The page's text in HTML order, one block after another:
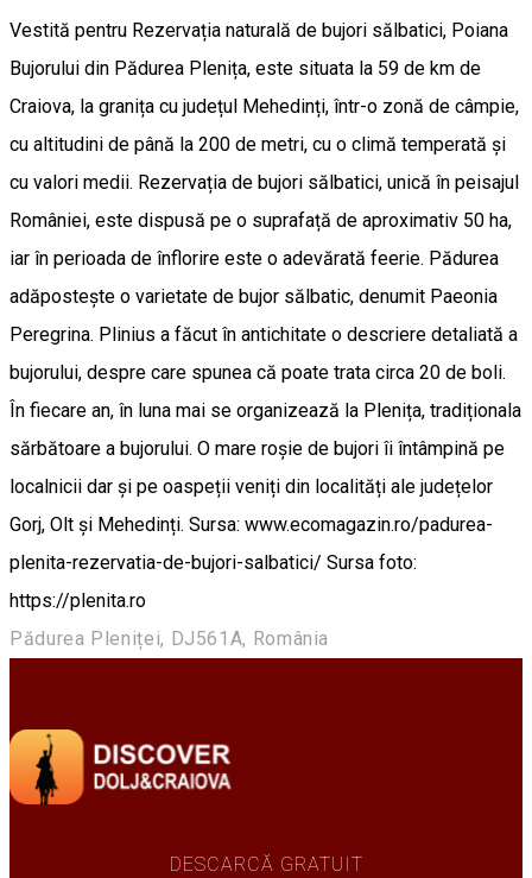
Vestită pentru Rezervația naturală de bujori sălbatici, Poiana
Bujorului din Pădurea Plenița, este situata la 59 de km de
Craiova, la granița cu județul Mehedinți, într-o zonă de câmpie,
cu altitudini de până la 200 de metri, cu o climă temperată și
cu valori medii. Rezervația de bujori sălbatici, unică în peisajul
României, este dispusă pe o suprafață de aproximativ 50 ha,
iar în perioada de înflorire este o adevărată feerie. Pădurea
adăpostește o varietate de bujor sălbatic, denumit Paeonia
Peregrina. Plinius a făcut în antichitate o descriere detaliată a
bujorului, despre care spunea că poate trata circa 20 de boli.
În fiecare an, în luna mai se organizează la Plenița, tradiționala
sărbătoare a bujorului. O mare roșie de bujori îi întâmpină pe
localnicii dar și pe oaspeții veniți din localități ale județelor
Gorj, Olt și Mehedinți. Sursa: www.ecomagazin.ro/padurea-
plenita-rezervatia-de-bujori-salbatici/ Sursa foto:
https://plenita.ro
Pădurea Pleniței, DJ561A, România
DESCARCĂ GRATUIT